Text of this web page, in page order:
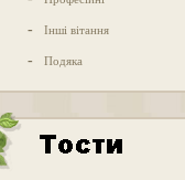
- Інші вітання
- Подяка